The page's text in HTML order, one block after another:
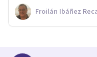
Froilán Ibáñez